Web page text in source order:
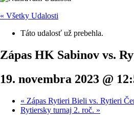
« Všetky Udalosti
Táto udalosť už prebehla.
Zápas HK Sabinov vs.
19. novembra 2023 @
« Zápas Rytieri Bieli vs. Rytieri
Rytiersky turnaj 2. roč. »